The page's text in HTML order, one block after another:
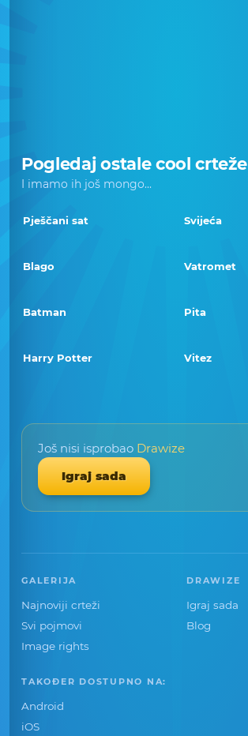
Pogledaj ostale cool crteže
I imamo ih još mongo...
Pješčani sat Svijeća
Blago Vatromet
Batman Pita
Harry Potter Vitez
Još nisi isprobao Drawize
Igraj sada
GALERIJA
Najnoviji crteži
Svi pojmovi
Image rights
DRAWIZE
Igraj sada
Blog
TAKOĐER DOSTUPNO NA:
Android
iOS